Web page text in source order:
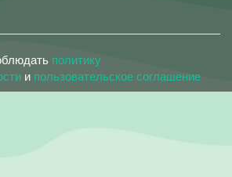
политику
и пользовательское соглашение